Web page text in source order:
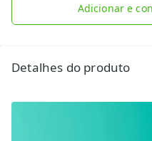
Adicionar e
Detalhes do produto